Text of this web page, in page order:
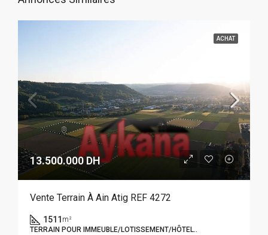
ACHAT
13.500.000 DH
Vente Terrain À Ain Atig REF 4272
1511 m²
TERRAIN POUR IMMEUBLE/LOTISSEMENT/HÔTEL..